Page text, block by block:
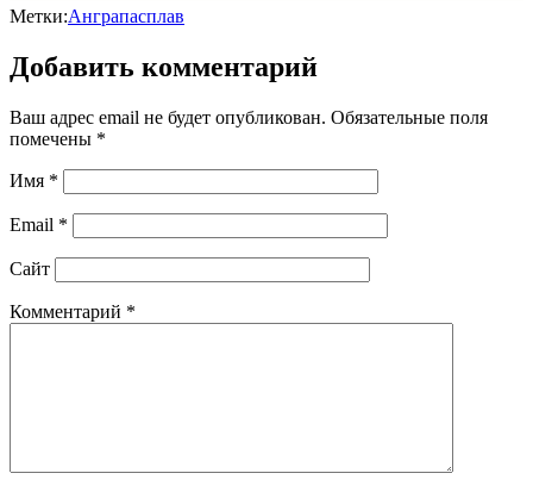
Метки:Анграпасплав
Добавить комментарий
Ваш адрес email не будет опубликован. Обязательные поля
помечены *
Имя *
Email *
Сайт
Комментарий *